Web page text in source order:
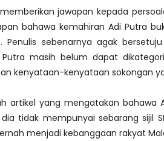
jawapan kepada
bahawa kemahiran Adi Putra
Penulis sebenarnya agak
masih belum dapat
kenyataan-kenyataan sokongan
artikel yang mengatakan bahawa
tidak mempunyai sebarang sijil
menjadi kebanggaan rakyat